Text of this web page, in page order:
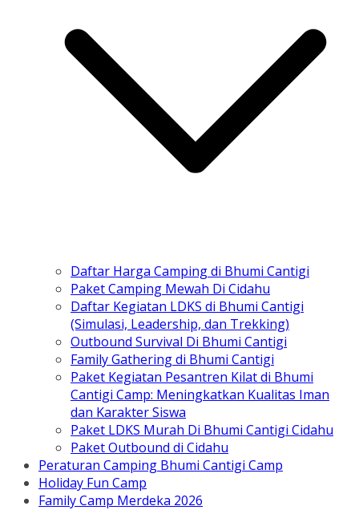
Daftar Harga Camping di Bhumi Cantigi
Paket Camping Mewah Di Cidahu
Daftar Kegiatan LDKS di Bhumi Cantigi
(Simulasi, Leadership, dan Trekking)
Outbound Survival Di Bhumi Cantigi
Family Gathering di Bhumi Cantigi
Paket Kegiatan Pesantren Kilat di Bhumi
Cantigi Camp: Meningkatkan Kualitas Iman
dan Karakter Siswa
Paket LDKS Murah Di Bhumi Cantigi Cidahu
Paket Outbound di Cidahu
Peraturan Camping Bhumi Cantigi Camp
Holiday Fun Camp
Family Camp Merdeka 2026